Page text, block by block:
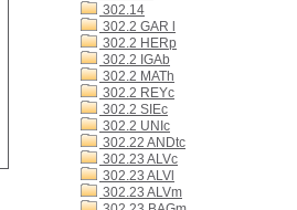
302.14
302.2 GAR l
302.2 HERp
302.2 IGAb
302.2 MATh
302.2 REYc
302.2 SIEc
302.2 UNIc
302.22 ANDtc
302.23 ALVc
302.23 ALVl
302.23 ALVm